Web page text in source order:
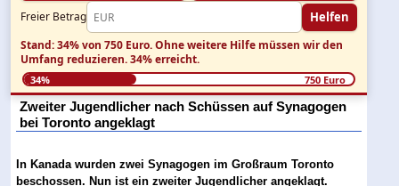
Freier Betrag Helfen
Stand: 34% von 750 Euro.Ohne weitere Hilfe müssen wir den
Umfang reduzieren.34% erreicht.
34% 750 Euro
Zweiter Jugendlicher nach Schüssen auf Synagogen
bei Toronto angeklagt
In Kanada wurden zwei Synagogen im Großraum Toronto
beschossen. Nun ist ein zweiter Jugendlicher angeklagt.